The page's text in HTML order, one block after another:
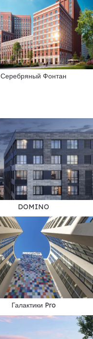
Серебряный Фонтан
DOMINO
Галактики Pro